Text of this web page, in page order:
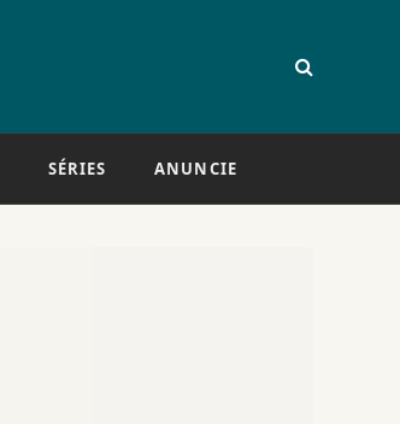
SÉRIES ANUNCIE